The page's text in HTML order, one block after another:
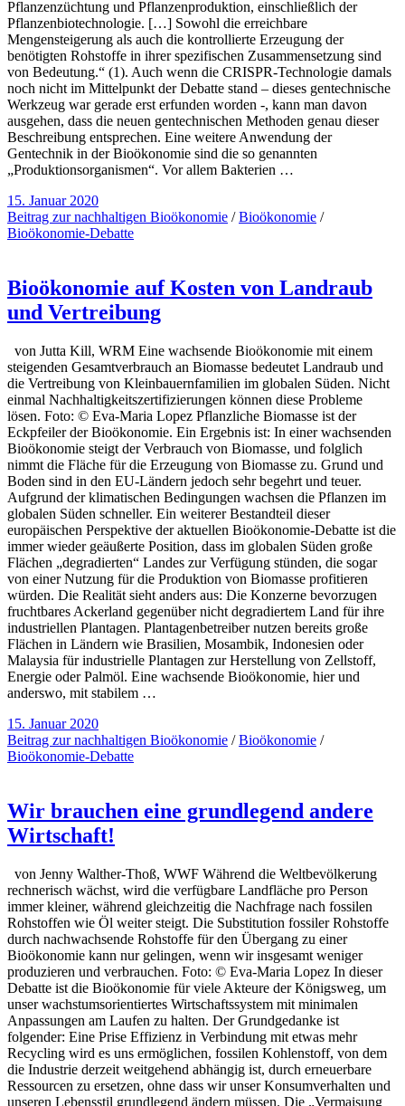
Pflanzenzüchtung und Pflanzenproduktion, einschließlich der
Pflanzenbiotechnologie. […] Sowohl die erreichbare
Mengensteigerung als auch die kontrollierte Erzeugung der
benötigten Rohstoffe in ihrer spezifischen Zusammensetzung sind
von Bedeutung.“ (1). Auch wenn die CRISPR-Technologie damals
noch nicht im Mittelpunkt der Debatte stand – dieses gentechnische
Werkzeug war gerade erst erfunden worden -, kann man davon
ausgehen, dass die neuen gentechnischen Methoden genau dieser
Beschreibung entsprechen. Eine weitere Anwendung der
Gentechnik in der Bioökonomie sind die so genannten
„Produktionsorganismen“. Vor allem Bakterien …
15. Januar 2020
Beitrag zur nachhaltigen Bioökonomie /Bioökonomie /
Bioökonomie-Debatte
Bioökonomie auf Kosten von Landraub
und Vertreibung
von Jutta Kill, WRM Eine wachsende Bioökonomie mit einem
steigenden Gesamtverbrauch an Biomasse bedeutet Landraub und
die Vertreibung von Kleinbauernfamilien im globalen Süden. Nicht
einmal Nachhaltigkeitszertifizierungen können diese Probleme
lösen. Foto: © Eva-Maria Lopez Pflanzliche Biomasse ist der
Eckpfeiler der Bioökonomie. Ein Ergebnis ist: In einer wachsenden
Bioökonomie steigt der Verbrauch von Biomasse, und folglich
nimmt die Fläche für die Erzeugung von Biomasse zu. Grund und
Boden sind in den EU-Ländern jedoch sehr begehrt und teuer.
Aufgrund der klimatischen Bedingungen wachsen die Pflanzen im
globalen Süden schneller. Ein weiterer Bestandteil dieser
europäischen Perspektive der aktuellen Bioökonomie-Debatte ist die
immer wieder geäußerte Position, dass im globalen Süden große
Flächen „degradierten“ Landes zur Verfügung stünden, die sogar
von einer Nutzung für die Produktion von Biomasse profitieren
würden. Die Realität sieht anders aus: Die Konzerne bevorzugen
fruchtbares Ackerland gegenüber nicht degradiertem Land für ihre
industriellen Plantagen. Plantagenbetreiber nutzen bereits große
Flächen in Ländern wie Brasilien, Mosambik, Indonesien oder
Malaysia für industrielle Plantagen zur Herstellung von Zellstoff,
Energie oder Palmöl. Eine wachsende Bioökonomie, hier und
anderswo, mit stabilem …
15. Januar 2020
Beitrag zur nachhaltigen Bioökonomie /Bioökonomie /
Bioökonomie-Debatte
Wir brauchen eine grundlegend andere
Wirtschaft!
von Jenny Walther-Thoß, WWF Während die Weltbevölkerung
rechnerisch wächst, wird die verfügbare Landfläche pro Person
immer kleiner, während gleichzeitig die Nachfrage nach fossilen
Rohstoffen wie Öl weiter steigt. Die Substitution fossiler Rohstoffe
durch nachwachsende Rohstoffe für den Übergang zu einer
Bioökonomie kann nur gelingen, wenn wir insgesamt weniger
produzieren und verbrauchen. Foto: © Eva-Maria Lopez In dieser
Debatte ist die Bioökonomie für viele Akteure der Königsweg, um
unser wachstumsorientiertes Wirtschaftssystem mit minimalen
Anpassungen am Laufen zu halten. Der Grundgedanke ist
folgender: Eine Prise Effizienz in Verbindung mit etwas mehr
Recycling wird es uns ermöglichen, fossilen Kohlenstoff, von dem
die Industrie derzeit weitgehend abhängig ist, durch erneuerbare
Ressourcen zu ersetzen, ohne dass wir unser Konsumverhalten und
unseren Lebensstil grundlegend ändern müssen. Die „Vermaisung